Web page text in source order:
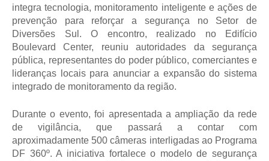
integra tecnologia, monitoramento inteligente e ações de
prevenção para reforçar a segurança no Setor de
Diversões Sul. O encontro, realizado no Edifício
Boulevard Center, reuniu autoridades da segurança
pública, representantes do poder público, comerciantes e
lideranças locais para anunciar a expansão do sistema
integrado de monitoramento da região.
Durante o evento, foi apresentada a ampliação da rede
de vigilância, que passará a contar com
aproximadamente 500 câmeras interligadas ao Programa
DF 360º. A iniciativa fortalece o modelo de segurança